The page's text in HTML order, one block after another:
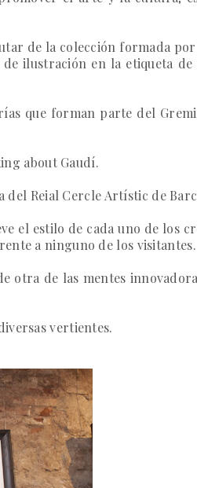
de la colección formada
ilustración en la etiqueta de
que forman parte del
about Gaudí.
del Reial Cercle Artístic de
el estilo de cada uno de los
a ninguno de los visitantes.
otra de las mentes
vertientes.